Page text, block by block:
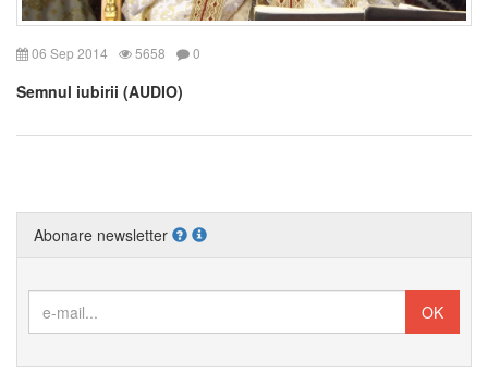
06 Sep 2014 5658 0
Semnul iubirii (AUDIO)
Abonare newsletter